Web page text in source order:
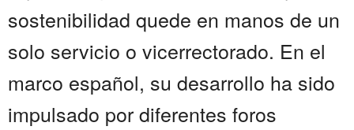
sostenibilidad quede en manos de un
solo servicio o vicerrectorado. En el
marco español, su desarrollo ha sido
impulsado por diferentes foros